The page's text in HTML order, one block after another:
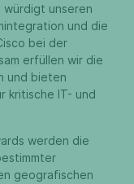
unseren
und die
bei der
erfüllen wir die
und bieten
kritische IT- und
werden die
geografischen